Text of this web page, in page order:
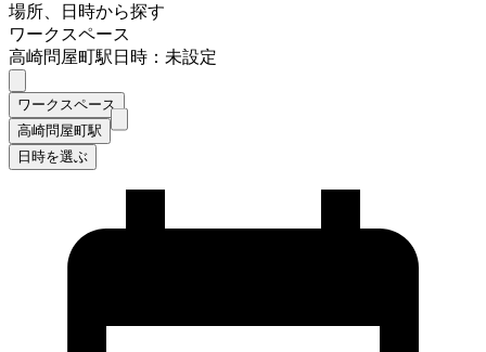
場所、日時から探す
ワークスペース
高崎問屋町駅日時：未設定
ワークスペース
高崎問屋町駅
日時を選ぶ